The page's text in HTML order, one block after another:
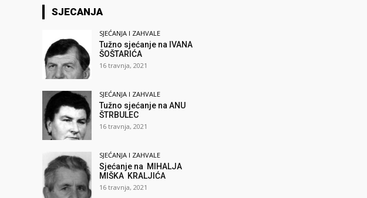
SJECANJA
SJEĆANJA I ZAHVALE
Tužno sjećanje na IVANA
ŠOŠTARIĆA
16 travnja, 2021
SJEĆANJA I ZAHVALE
Tužno sjećanje na ANU
ŠTRBULEC
16 travnja, 2021
SJEĆANJA I ZAHVALE
Sjećanje na MIHALJA
MIŠKA KRALJIĆA
16 travnja, 2021